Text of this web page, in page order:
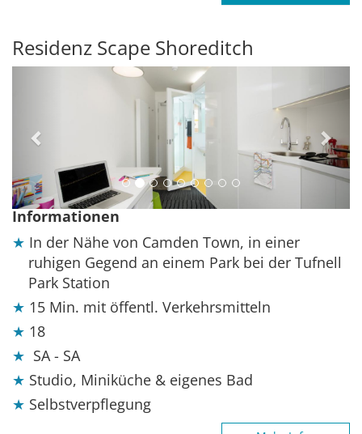
Residenz Scape Shoreditch
Informationen
In der Nähe von Camden Town, in einer
ruhigen Gegend an einem Park bei der Tufnell
Park Station
15 Min. mit öffentl. Verkehrsmitteln
18
SA - SA
Studio, Miniküche & eigenes Bad
Selbstverpflegung